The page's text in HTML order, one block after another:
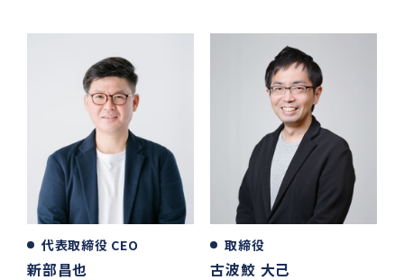
代表取締役 CEO
新部昌也
取締役
古波鮫 大己